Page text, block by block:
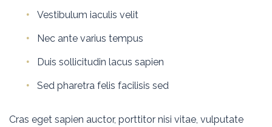
Vestibulum iaculis velit
Nec ante varius tempus
Duis sollicitudin lacus sapien
Sed pharetra felis facilisis sed
Cras eget sapien auctor, porttitor nisi vitae, vulputate